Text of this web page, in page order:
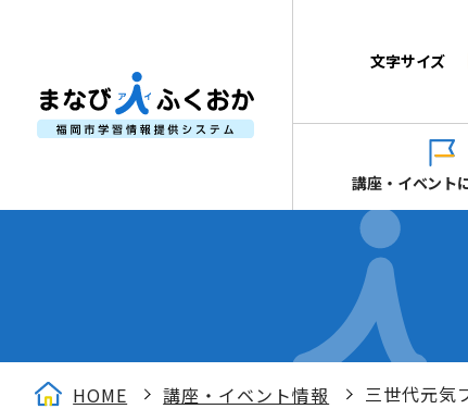
文字サイズ
講座・イベント
HOME 講座・イベント情報 三世代元気